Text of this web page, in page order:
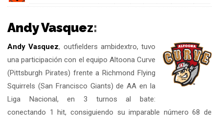
Andy Vasquez:
Andy Vasquez, outfielders ambidextro, tuvo
una participación con el equipo Altoona Curve
(Pittsburgh Pirates) frente a Richmond Flying
Squirrels (San Francisco Giants) de AA en la
Liga Nacional, en 3 turnos al bate:
conectando 1 hit, consiguiendo su imparable número 68 de